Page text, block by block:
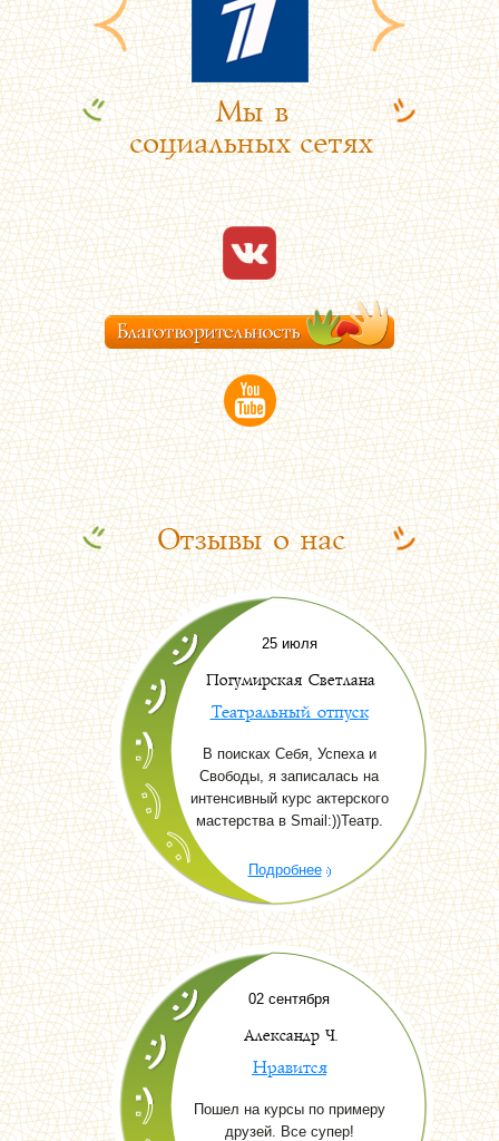
Мы в
социальных сетях
Отзывы о нас
25 июля
Погумирская Светлана
Театральный отпуск
В поисках Себя, Успеха и
Свободы, я записалась на
интенсивный курс актерского
мастерства в Smail:))Театр.
Подробнее
02 сентября
Александр Ч.
Нравится
Пошел на курсы по примеру
друзей. Все супер!